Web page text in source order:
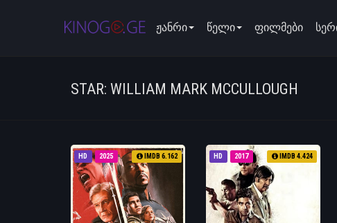
ჟანრი წელი ფილმები
STAR: WILLIAM MARK MCCULLOUGH
HD 2025 IMDB 6.162 HD 2017 IMDB 4.424